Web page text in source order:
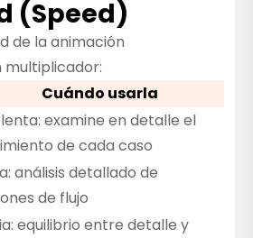
(Speed)
de la animación
multiplicador:
Cuándo usarla
examine en detalle el
de cada caso
análisis detallado de
de flujo
equilibrio entre detalle y